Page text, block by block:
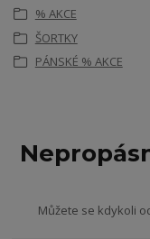
% AKCE
ŠORTKY
PÁNSKÉ % AKCE
Můžete se kdykoli